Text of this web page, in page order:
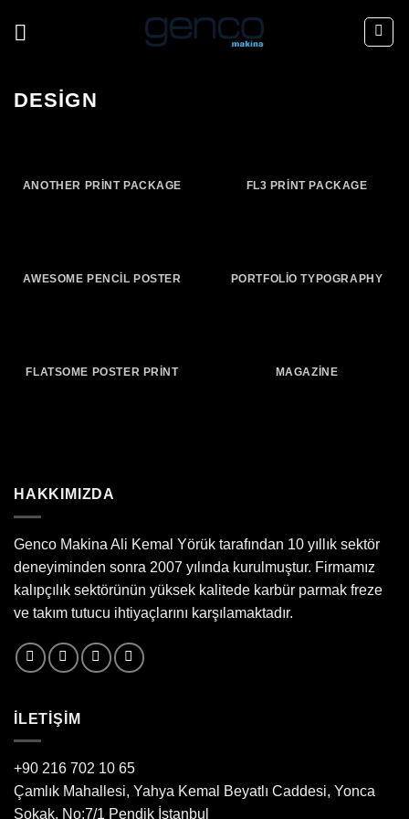
DESIGN
ANOTHER PRINT PACKAGE FL3 PRINT PACKAGE
AWESOME PENCIL POSTER PORTFOLIO TYPOGRAPHY
FLATSOME POSTER PRINT MAGAZINE
HAKKIMIZDA
Genco Makina Ali Kemal Yörük tarafından 10 yıllık sektör
deneyiminden sonra 2007 yılında kurulmuştur. Firmamız
kalıpçılık sektörünün yüksek kalitede karbür parmak freze
ve takım tutucu ihtiyaçlarını karşılamaktadır.
ILETIŞIM
+90 216 702 10 65
Çamlık Mahallesi, Yahya Kemal Beyatlı Caddesi, Yonca
Sokak, No:7/1 Pendik İstanbul